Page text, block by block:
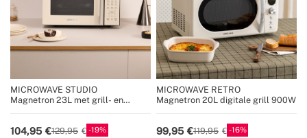
MICROWAVE STUDIO
Magnetron 23L met grill- en
104,95 129,95 19
MICROWAVE RETRO
Magnetron 20L digitale grill 900W
99,95 119,95 16